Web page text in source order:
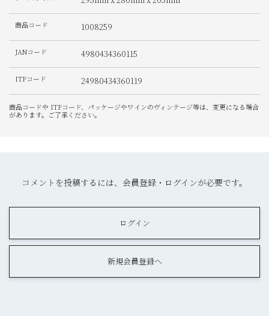
商品コード 1008259
JANコード 4980434360115
ITFコード 24980434360119
商品コードや ITFコード、パッケージやワインのヴィンテージ等は、変更になる場合
があります。ご了承ください。
コメントを投稿するには、会員登録・ログインが必要です。
ログイン
新規会員登録へ